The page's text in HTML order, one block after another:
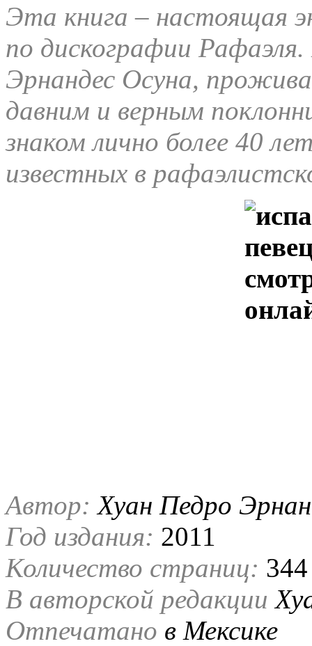
Эта книга – настоящая
по дискографии
Эрнандес Осуна,
давним и верным
знаком лично более 40
известных в
Автор:Хуан Педро
Год издания: 2011
Количество страниц: 344
В авторской редакции
Отпечатано в Мексике